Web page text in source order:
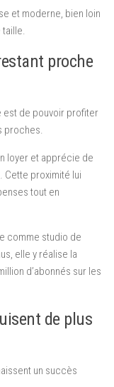
et moderne, bien loin
proche
est de pouvoir profiter
proches.
loyer et apprécie de
Cette proximité lui
tout en
comme studio de
elle y réalise la
d’abonnés sur les
de plus
un succès